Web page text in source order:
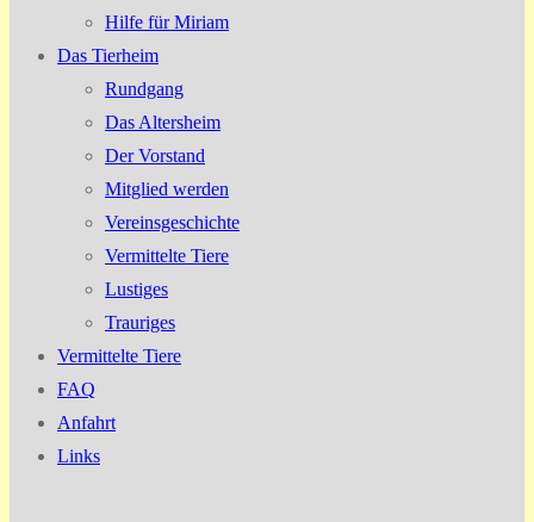
Hilfe für Miriam
Das Tierheim
Rundgang
Das Altersheim
Der Vorstand
Mitglied werden
Vereinsgeschichte
Vermittelte Tiere
Lustiges
Trauriges
Vermittelte Tiere
FAQ
Anfahrt
Links